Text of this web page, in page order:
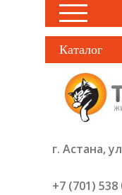
Каталог
г. Астана,
+7 (701) 538